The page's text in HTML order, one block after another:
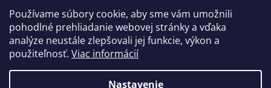
Používame súbory cookie, aby sme vám umožnili
pohodlné prehliadanie webovej stránky a vďaka
analýze neustále zlepšovali jej funkcie, výkon a
použiteľnosť. Viac informácií
Nastavenie
PRIHLÁSIŤ SA